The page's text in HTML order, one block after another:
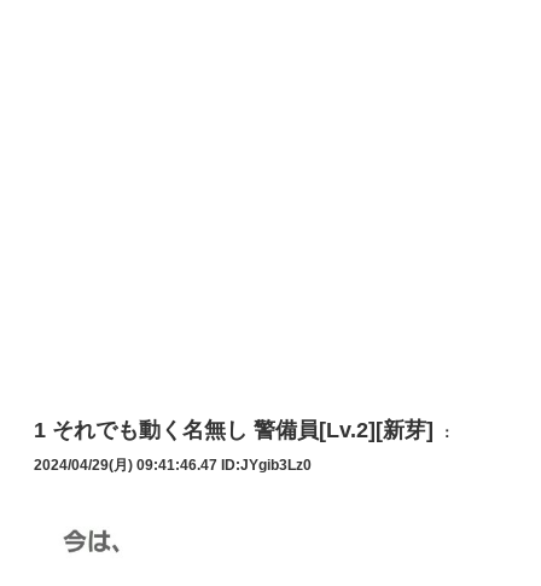
1 それでも動く名無し 警備員[Lv.2][新芽] ：
2024/04/29(月) 09:41:46.47 ID:JYgib3Lz0